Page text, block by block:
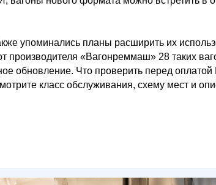
упоминались планы расширить их
«Вагонреммаш» 28 таких
обновление. Что проверить перед
класс обслуживания, схему мест и